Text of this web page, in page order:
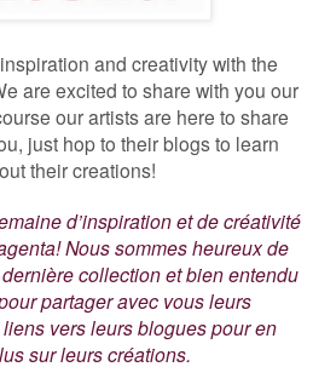
and creativity with the
are excited to share with you our
our artists are here to share
just hop to their blogs to learn
their creations!
d’inspiration et de créativité
Nous sommes heureux de
collection et bien entendu
partager avec vous leurs
vers leurs blogues pour en
sur leurs créations.